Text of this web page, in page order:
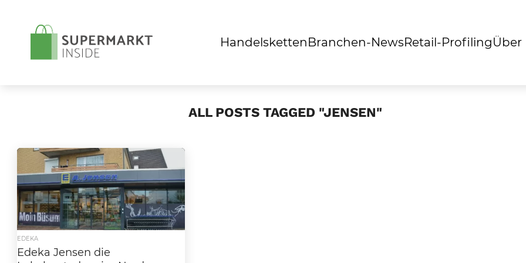
Handelsketten Branchen-NewsRetail-ProfilingÜber
ALL POSTS TAGGED "JENSEN"
EDEKA
Edeka Jensen die